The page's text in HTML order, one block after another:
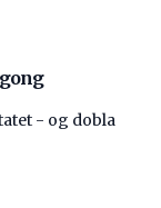
- og dobla